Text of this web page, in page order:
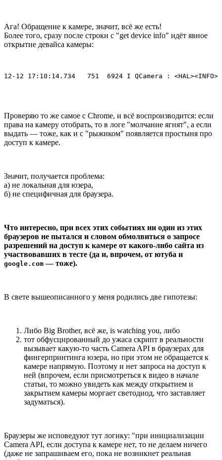
Ага! Обращение к камере, значит, всё же есть!
Более того, сразу после строки с "get device info" идёт явное
открытие девайса камеры:
12-12 17:10:14.734   751  6924 I QCamera :
Проверяю то же самое с Chrome, и всё воспроизводится: если
права на камеру отобрать, то в логе "молчание ягнят", а если
выдать — тоже, как и с "рыжиком" появляется простыня про
доступ к камере.
Значит, получается проблема:
а) не локальная для юзера,
б) не специфичная для браузера.
Что интересно, при всех этих событиях ни один из этих
браузеров не пытался и словом обмолвиться о запросе
разрешений на доступ к камере от какого-либо сайта из
участвовавших в тесте (да и, впрочем, от ютуба и
google.com — тоже).
В свете вышеописанного у меня родились две гипотезы:
Либо Big Brother, всё же, is watching you, либо
тот обфусцированный до ужаса скрипт в реальности
вызывает какую-то часть Camera API в браузерах для
фингерпринтинга юзера, но при этом не обращается к
камере напрямую. Поэтому и нет запроса на доступ к
ней (впрочем, если присмотреться к видео в начале
статьи, то можно увидеть как между открытием и
закрытием камеры моргает светодиод, что заставляет
задуматься).
Браузеры же исповедуют тут логику: "при инициализации
Camera API, если доступа к камере нет, то не делаем ничего
(даже не запрашиваем его, пока не возникнет реальная